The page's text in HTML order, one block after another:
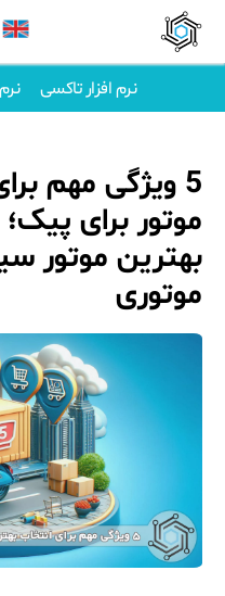
نرم افزار تاکسی
5 ویژگی مهم
موتور برای
بهترین موتور
موتوری